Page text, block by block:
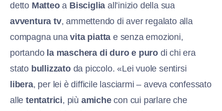
detto Matteoa Bisciglia all’inizio della sua
avventura tv, ammettendo di aver regalato alla
compagna unavita piatta e senza emozioni,
portando la maschera di duro e puro di chi era
stato bullizzato da piccolo. «Lei vuole sentirsi
libera, per lei è difficile lasciarmi – aveva confessato
alle tentatrici, più amichecon cui parlare che